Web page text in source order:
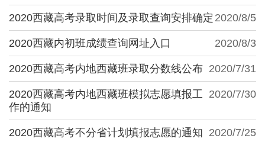
2020/8/5
2020西藏高考录取时间及录取查询安排确定
2020/8/3
2020西藏内初班成绩查询网址入口
2020/7/31
2020西藏高考内地西藏班录取分数线公布
2020/7/30
2020西藏高考内地西藏班模拟志愿填报工
作的通知
2020/7/25
2020西藏高考不分省计划填报志愿的通知